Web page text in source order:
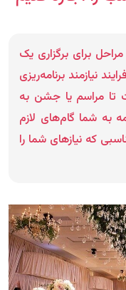
برای برگزاری یک
نیازمند برنامه‌ریزی
تا مراسم یا جشن به
به شما گام‌های لازم
که نیازهای شما را